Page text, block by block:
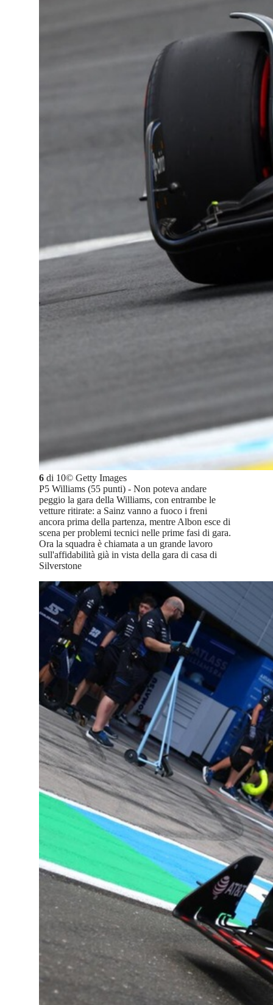
6 di 10© Getty Images
P5 Williams (55 punti) - Non poteva andare
peggio la gara della Williams, con entrambe le
vetture ritirate: a Sainz vanno a fuoco i freni
ancora prima della partenza, mentre Albon esce di
scena per problemi tecnici nelle prime fasi di gara.
Ora la squadra è chiamata a un grande lavoro
sull'affidabilità già in vista della gara di casa di
Silverstone